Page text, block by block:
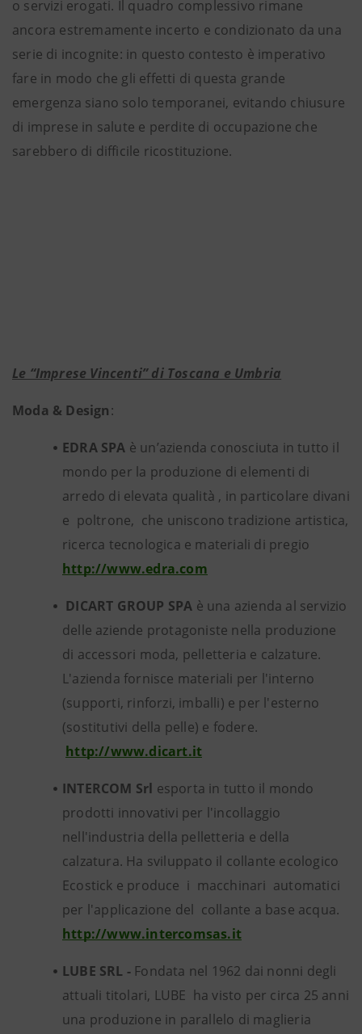
o servizi erogati. Il quadro complessivo rimane
ancora estremamente incerto e condizionato da una
serie di incognite: in questo contesto è imperativo
fare in modo che gli effetti di questa grande
emergenza siano solo temporanei, evitando chiusure
di imprese in salute e perdite di occupazione che
sarebbero di difficile ricostituzione.
Le “Imprese Vincenti” di Toscana e Umbria
Moda & Design:
EDRA SPA è un’azienda conosciuta in tutto il
mondo per la produzione di elementi di
arredo di elevata qualità , in particolare divani
e poltrone, che uniscono tradizione artistica,
ricerca tecnologica e materiali di pregio
http://www.edra.com
DICART GROUP SPA è una azienda al servizio
delle aziende protagoniste nella produzione
di accessori moda, pelletteria e calzature.
L'azienda fornisce materiali per l'interno
(supporti, rinforzi, imballi) e per l'esterno
(sostitutivi della pelle) e fodere.
http://www.dicart.it
INTERCOM Srl esporta in tutto il mondo
prodotti innovativi per l'incollaggio
nell'industria della pelletteria e della
calzatura. Ha sviluppato il collante ecologico
Ecostick e produce i macchinari automatici
per l'applicazione del collante a base acqua.
http://www.intercomsas.it
LUBE SRL - Fondata nel 1962 dai nonni degli
attuali titolari, LUBE ha visto per circa 25 anni
una produzione in parallelo di maglieria